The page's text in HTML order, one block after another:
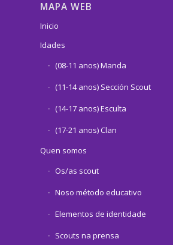
MAPA WEB
Inicio
Idades
(08-11 anos) Manda
(11-14 anos) Sección Scout
(14-17 anos) Esculta
(17-21 anos) Clan
Quen somos
Os/as scout
Noso método educativo
Elementos de identidade
Scouts na prensa